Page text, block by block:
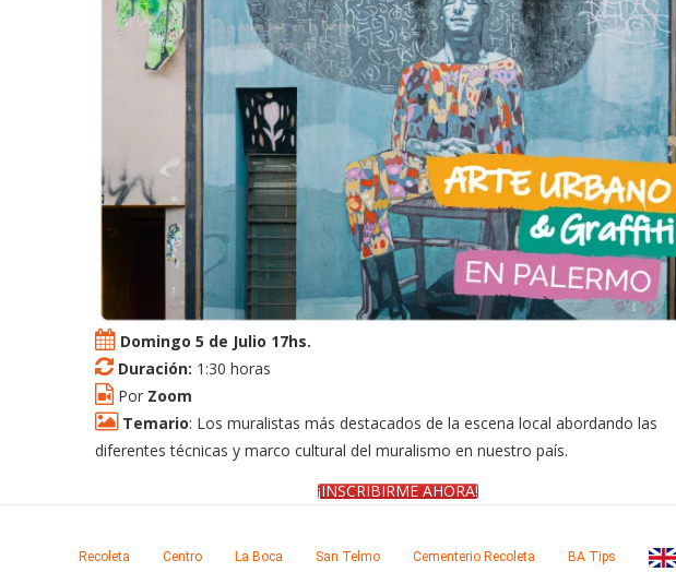
Domingo 5 de Julio 17hs.
Duración: 1:30 horas
Por Zoom
Temario: Los muralistas más destacados de la escena local abordando las
diferentes técnicas y marco cultural del muralismo en nuestro país.
¡INSCRIBIRME AHORA!
Recoleta Centro La Boca San Telmo Cementerio Recoleta BA Tips